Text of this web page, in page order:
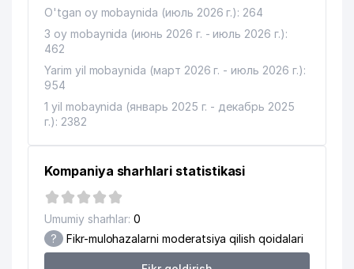
O'tgan oy mobaynida (июль 2026 г.): 264
3 oy mobaynida (июнь 2026 г. - июль 2026 г.):
462
Yarim yil mobaynida (март 2026 г. - июль 2026 г.):
954
1 yil mobaynida (январь 2025 г. - декабрь 2025
г.): 2382
Kompaniya sharhlari statistikasi
Umumiy sharhlar: 0
? Fikr-mulohazalarni moderatsiya qilish qoidalari